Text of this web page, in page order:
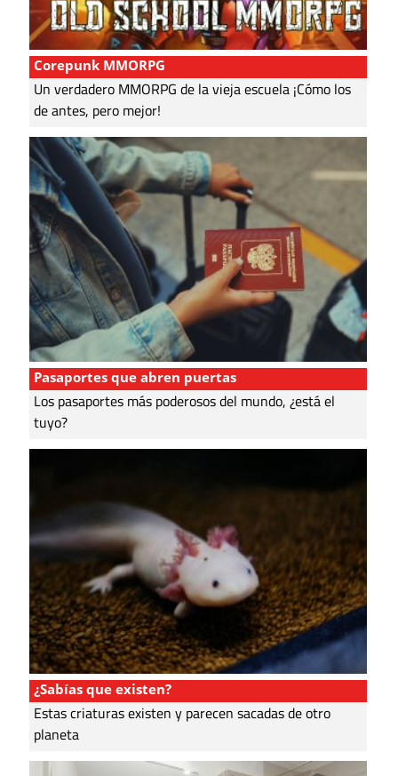
Corepunk MMORPG
Un verdadero MMORPG de la vieja escuela ¡Cómo los
de antes, pero mejor!
Pasaportes que abren puertas
Los pasaportes más poderosos del mundo, ¿está el
tuyo?
¿Sabías que existen?
Estas criaturas existen y parecen sacadas de otro
planeta